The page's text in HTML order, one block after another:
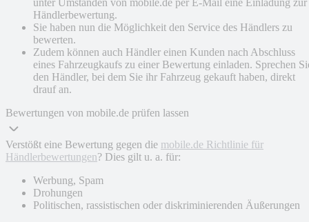
unter Umständen von mobile.de per E-Mail eine Einladung zur
Händlerbewertung.
Sie haben nun die Möglichkeit den Service des Händlers zu
bewerten.
Zudem können auch Händler einen Kunden nach Abschluss
eines Fahrzeugkaufs zu einer Bewertung einladen. Sprechen
den Händler, bei dem Sie ihr Fahrzeug gekauft haben, direkt
drauf an.
Bewertungen von mobile.de prüfen lassen
Verstößt eine Bewertung gegen die mobile.de Richtlinie für
Händlerbewertungen? Dies gilt u. a. für:
Werbung, Spam
Drohungen
Politischen, rassistischen oder diskriminierenden Äußerungen